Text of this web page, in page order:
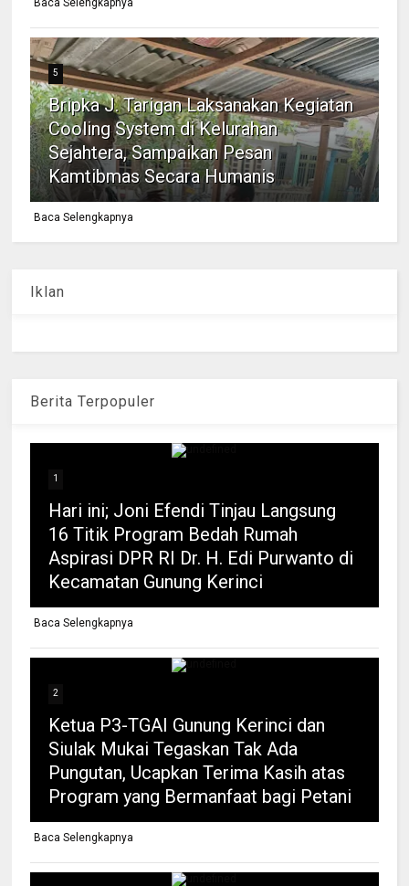
Baca Selengkapnya
5
Bripka J. Tarigan Laksanakan Kegiatan
Cooling System di Kelurahan
Sejahtera, Sampaikan Pesan
Kamtibmas Secara Humanis
Baca Selengkapnya
Iklan
Berita Terpopuler
1
Hari ini; Joni Efendi Tinjau Langsung
16 Titik Program Bedah Rumah
Aspirasi DPR RI Dr. H. Edi Purwanto di
Kecamatan Gunung Kerinci
Baca Selengkapnya
2
Ketua P3-TGAI Gunung Kerinci dan
Siulak Mukai Tegaskan Tak Ada
Pungutan, Ucapkan Terima Kasih atas
Program yang Bermanfaat bagi Petani
Baca Selengkapnya